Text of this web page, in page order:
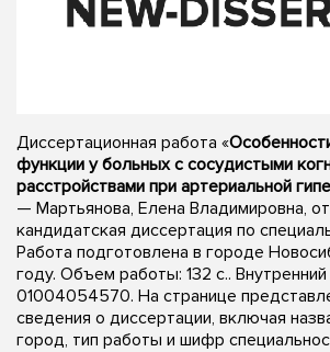
Диссертационная работа «
функции у больных с сосудистыми
расстройствами при артериальной
— Мартьянова, Елена Владимировна,
кандидатская диссертация по
Работа подготовлена в городе
году. Объем работы: 132 с..
01004054570. На странице
сведения о диссертации, включая
город, тип работы и шифр